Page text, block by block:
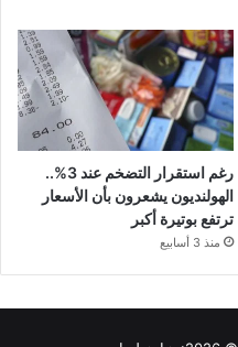
رغم استقرار التضخم عند 3%..
الهولنديون يشعرون بأن الأسعار
ترتفع بوتيرة أكبر
منذ 3 أسابيع